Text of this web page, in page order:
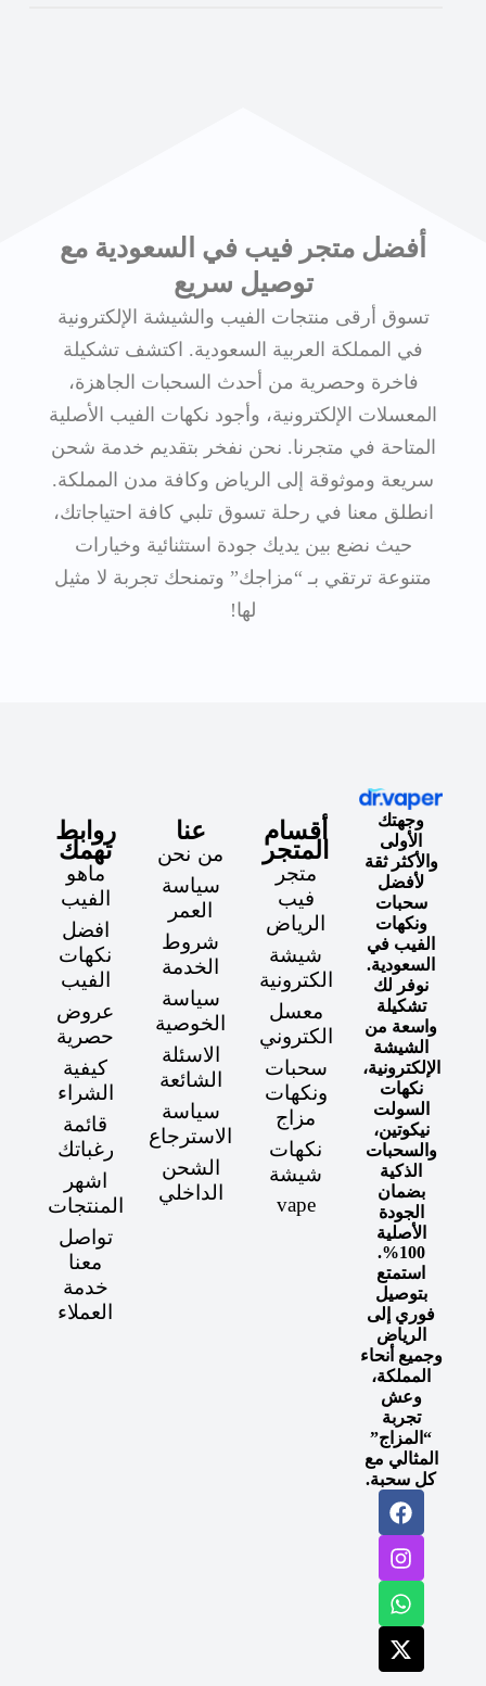
أفضل متجر فيب في السعودية مع
توصيل سريع
تسوق أرقى منتجات الفيب والشيشة الإلكترونية
في المملكة العربية السعودية. اكتشف تشكيلة
فاخرة وحصرية من أحدث السحبات الجاهزة،
المعسلات الإلكترونية، وأجود نكهات الفيب الأصلية
المتاحة في متجرنا. نحن نفخر بتقديم خدمة شحن
سريعة وموثوقة إلى الرياض وكافة مدن المملكة.
انطلق معنا في رحلة تسوق تلبي كافة احتياجاتك،
حيث نضع بين يديك جودة استثنائية وخيارات
متنوعة ترتقي بـ “مزاجك” وتمنحك تجربة لا مثيل
لها!
وجهتك
الأولى
والأكثر ثقة
لأفضل
سحبات
ونكهات
الفيب في
السعودية.
نوفر لك
تشكيلة
واسعة من
الشيشة
الإلكترونية،
نكهات
السولت
نيكوتين،
والسحبات
الذكية
بضمان
الجودة
الأصلية
100%.
استمتع
بتوصيل
فوري إلى
الرياض
وجميع أنحاء
المملكة،
وعش
تجربة
“المزاج”
المثالي مع
كل سحبة.
أقسام
المتجر
متجر
فيب
الرياض
شيشة
الكترونية
معسل
الكتروني
سحبات
ونكهات
مزاج
نكهات
شيشة
vape
عنا
من نحن
سياسة
العمر
شروط
الخدمة
سياسة
الخوصية
الاسئلة
الشائعة
سياسة
الاسترجاع
الشحن
الداخلي
روابط
تهمك
ماهو
الفيب
افضل
نكهات
الفيب
عروض
حصرية
كيفية
الشراء
قائمة
رغباتك
اشهر
المنتجات
تواصل
معنا
خدمة
العملاء